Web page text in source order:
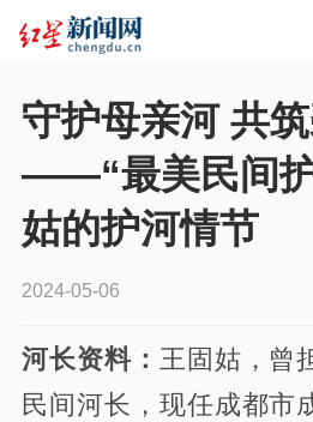
守护母亲河 共
——“最美民间
姑的护河情节
2024-05-06
河长资料： 王固姑，曾
民间河长，现任成都市